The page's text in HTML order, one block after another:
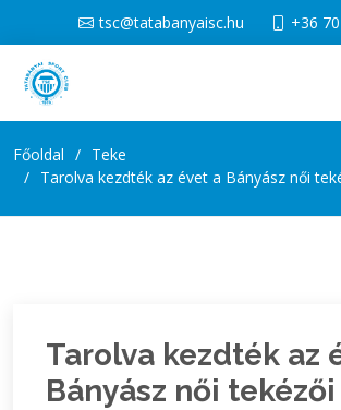
tsc@tatabanyaisc.hu +36
Főoldal
Teke
Tarolva kezdték az évet a Bányász női
Tarolva kezdték az
Bányász női tekézői